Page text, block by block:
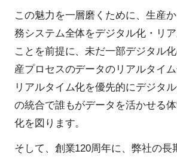
この魅力を一層磨くために、生産
務システム全体をデジタル化・リ
ことを前提に、未だ一部デジタル
産プロセスのデータのリアルタイ
リアルタイム化を優先的にデジタ
の統合で誰もがデータを活かせる
化を図ります。
そして、創業120周年に、弊社の長